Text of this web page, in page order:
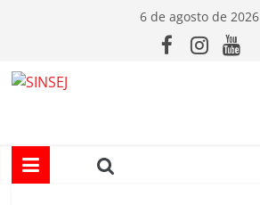
conteúdo
6 de agosto de 2026
I